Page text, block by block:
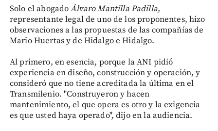
Solo el abogadoÁlvaro Mantilla Padilla,
representante legal de uno de los proponentes, hizo
observaciones a las propuestas de las compañías de
Mario Huertas y de Hidalgo e Hidalgo.
Al primero, en esencia, porque la ANI pidió
experiencia en diseño, construcción y operación, y
consideró que no tiene acreditada la última en el
Transmilenio. "Construyeron y hacen
mantenimiento, el que opera es otro y la exigencia
es que usted haya operado", dijo en la audiencia.